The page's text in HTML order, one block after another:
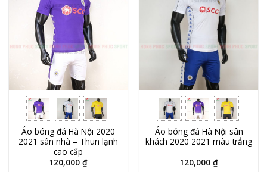
Áo bóng đá Hà Nội 2020
2021 sân nhà – Thun lạnh
cao cấp
120,000 ₫
Áo bóng đá Hà Nội sân
khách 2020 2021 màu trắng
120,000 ₫